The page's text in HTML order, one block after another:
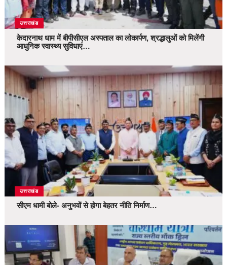
उत्तराखंड
केदारनाथ धाम में बीपीसीएल अस्पताल का लोकार्पण, श्रद्धालुओं को मिलेंगी
आधुनिक स्वास्थ्य सुविधाएं…
उत्तराखंड
सीएम धामी बोले- अनुभवों से होगा बेहतर नीति निर्माण…